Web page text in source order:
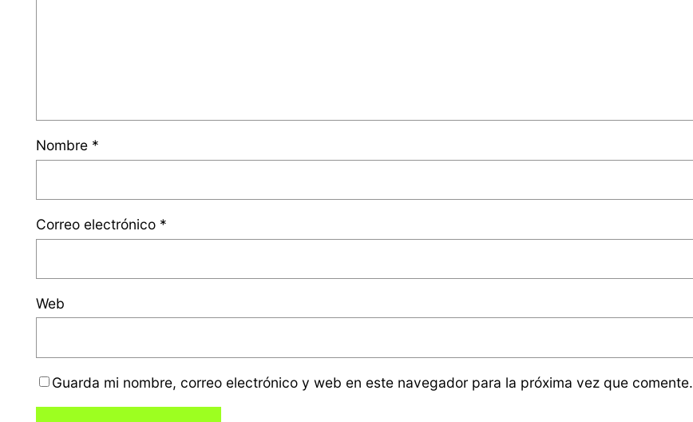
Nombre *
Correo electrónico *
Web
Guarda mi nombre, correo electrónico y web en este navegador para la próxima vez que comente.